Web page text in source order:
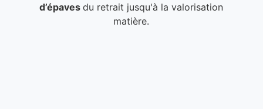
d’épavesdu retrait jusqu'à la valorisation
matière.